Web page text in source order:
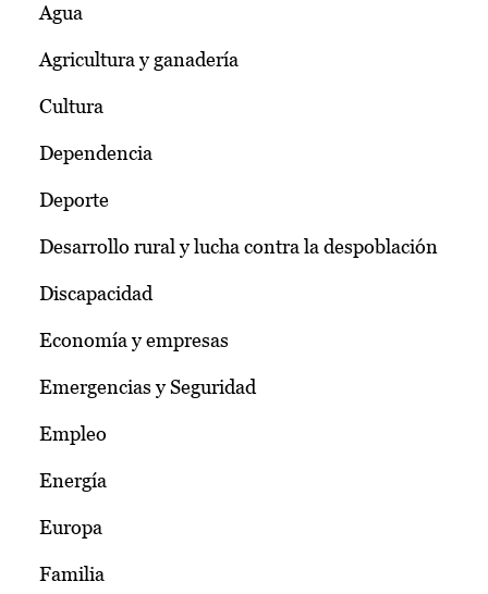
Agua
Agricultura y ganadería
Cultura
Dependencia
Deporte
Desarrollo rural y lucha contra la despoblación
Discapacidad
Economía y empresas
Emergencias y Seguridad
Empleo
Energía
Europa
Familia